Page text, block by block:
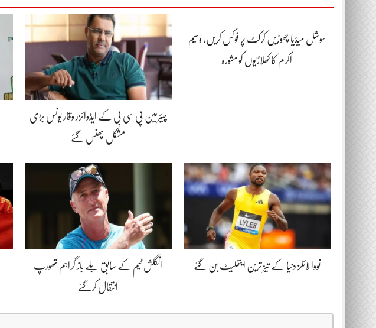
سوشل میڈیا چھوڑیں کرکٹ پر فوکس کریں، وسیم
اکرم کا کھلاڑیوں کو مشورہ
چیئرمین پی سی بی کے ایڈوائزر وقار یونس بڑی
مشکل پھنس گئے
نووا لائلز دنیا کے تیز ترین ایتھلیٹ بن گئے انگلش ٹیم کے سابق بلے باز گراہم تھورپ
انتقال کرگئے